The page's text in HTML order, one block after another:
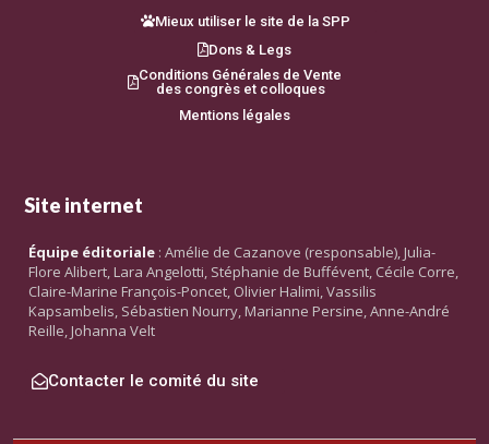
Mieux utiliser le site de la SPP
Dons & Legs
Conditions Générales de Vente
des congrès et colloques
Mentions légales
Site internet
Équipe éditoriale : Amélie de Cazanove (responsable), Julia-
Flore Alibert, Lara Angelotti, Stéphanie de Buffévent, Cécile Corre,
Claire-Marine François-Poncet, Olivier Halimi, Vassilis
Kapsambelis, Sébastien Nourry, Marianne Persine, Anne-André
Reille, Johanna Velt
Contacter le comité du site